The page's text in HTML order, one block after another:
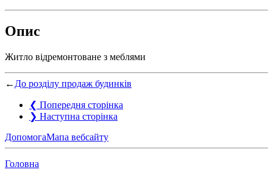
Опис
Житло відремонтоване з меблями
← До розділу продаж будинків
❮ Попередня сторінка
❯ Наступна сторінка
ДопомогаМапа вебсайту
Головна